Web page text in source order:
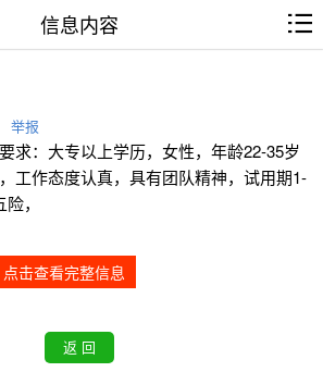
信息内容
举报
求：大专以上学历，女性，年龄22-35岁
工作态度认真，具有团队精神，试用期1-
，
点击查看完整信息